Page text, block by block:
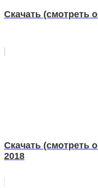
Скачать (смотреть
Скачать (смотреть
2018